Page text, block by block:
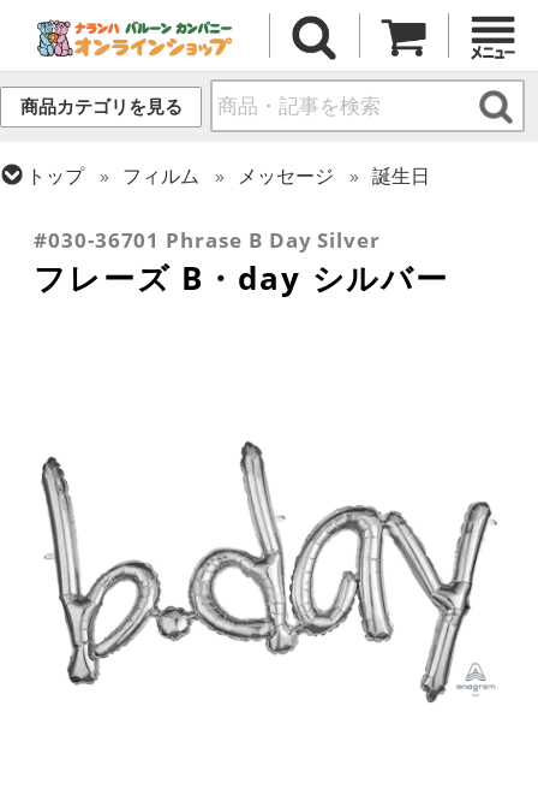
商品カテゴリを見る
トップ フィルム メッセージ
誕生日
#030-36701 Phrase B Day Silver
フレーズ B・day シルバー